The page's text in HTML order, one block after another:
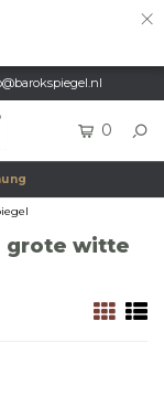
×
0
grote witte